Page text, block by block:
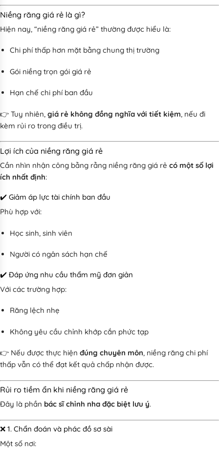
Niềng răng giá rẻ là gì?
Hiện nay, “niềng răng giá rẻ” thường được hiểu là:
Chi phí thấp hơn mặt bằng chung thị trường
Gói niềng trọn gói giá rẻ
Hạn chế chi phí ban đầu
👉 Tuy nhiên, giá rẻ không đồng nghĩa với tiết kiệm, nếu đi
kèm rủi ro trong điều trị.
Lợi ích của niềng răng giá rẻ
Cần nhìn nhận công bằng rằng niềng răng giá rẻ có một số lợi
ích nhất định:
✔️ Giảm áp lực tài chính ban đầu
Phù hợp với:
Học sinh, sinh viên
Người có ngân sách hạn chế
✔️ Đáp ứng nhu cầu thẩm mỹ đơn giản
Với các trường hợp:
Răng lệch nhẹ
Không yêu cầu chỉnh khớp cắn phức tạp
👉 Nếu được thực hiện đúng chuyên môn, niềng răng chi phí
thấp vẫn có thể đạt kết quả chấp nhận được.
Rủi ro tiềm ẩn khi niềng răng giá rẻ
Đây là phần bác sĩ chỉnh nha đặc biệt lưu ý.
❌ 1. Chẩn đoán và phác đồ sơ sài
Một số nơi: